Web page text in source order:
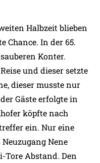
Halbzeit blieben
Chance. In der 65.
Konter.
und dieser setzte
dieser musste nur
Gäste erfolgte in
köpfte nach
ein. Nur eine
Nene
Tore Abstand. Den